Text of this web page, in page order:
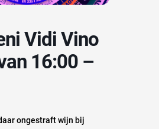
16:00 –
ongestraft wijn bij